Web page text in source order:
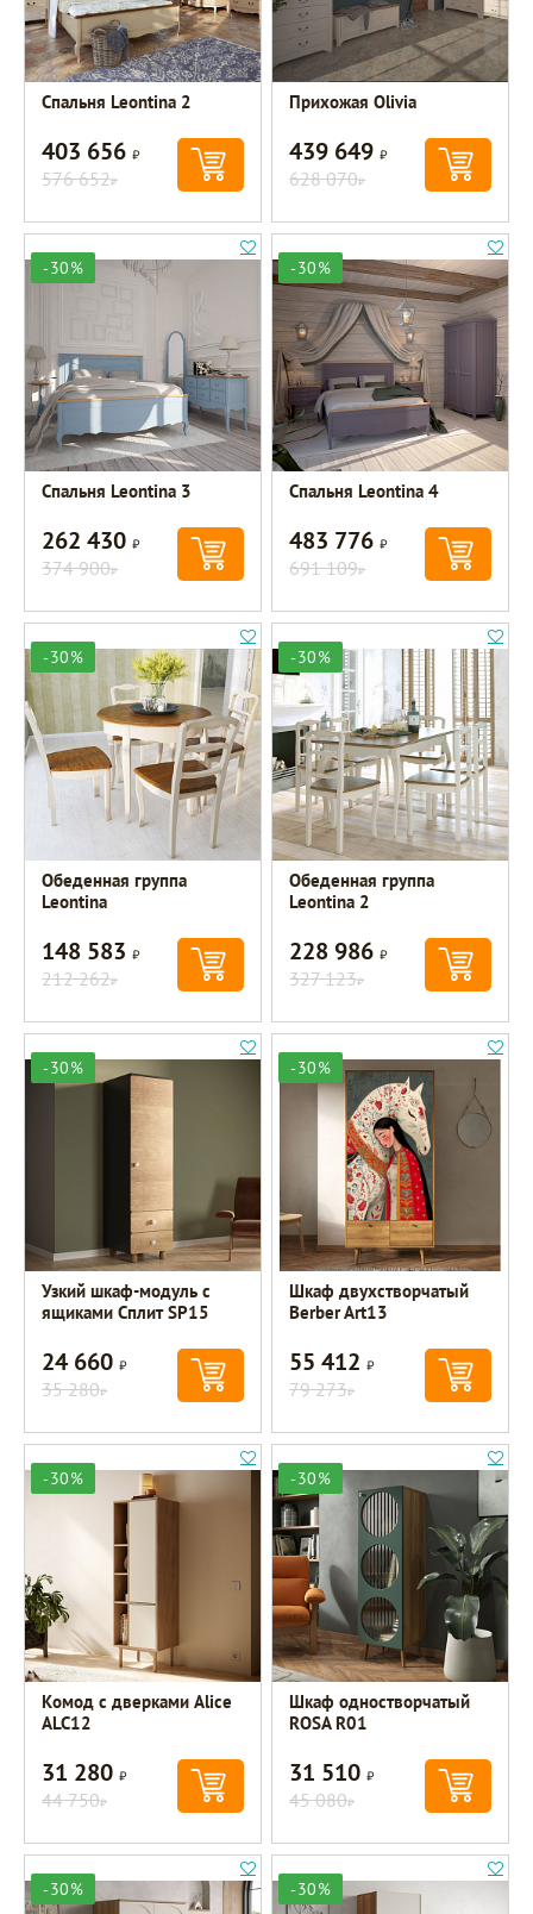
Спальня Leontina 2
403 656Р
576 652Р
Прихожая Olivia
439 649Р
628 070Р
-30%
Спальня Leontina 3
262 430Р
374 900Р
-30%
Спальня Leontina 4
483 776Р
691 109Р
-30%
Обеденная группа
Leontina
148 583Р
212 262Р
-30%
Обеденная группа
Leontina 2
228 986Р
327 123Р
-30%
Узкий шкаф-модуль с
ящиками Сплит SP15
24 660Р
35 280Р
-30%
Шкаф двухстворчатый
Berber Art13
55 412Р
79 273Р
-30%
Комод с дверками Alice
ALC12
31 280Р
44 750Р
-30%
Шкаф одностворчатый
ROSA R01
31 510Р
45 080Р
-30% -30%